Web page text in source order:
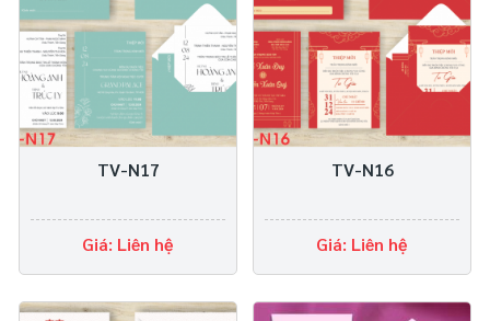
TV-N17
Giá: Liên hệ
TV-N16
Giá: Liên hệ